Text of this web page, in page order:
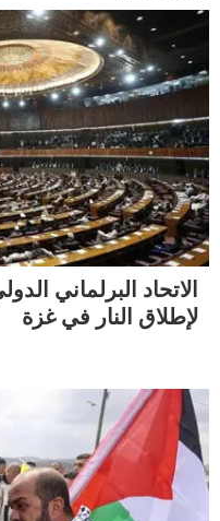
الاتحاد البرلماني
لإطلاق النار في غزة